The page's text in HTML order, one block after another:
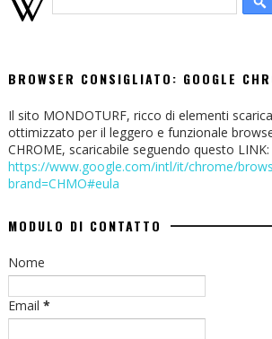
BROWSER CONSIGLIATO: GOOGLE
Il sito MONDOTURF, ricco di elementi
ottimizzato per il leggero e funzionale
CHROME, scaricabile seguendo questo LINK:
https://www.google.com/intl/it/chrome/
brand=CHMO#eula
MODULO DI CONTATTO
Nome
Email *